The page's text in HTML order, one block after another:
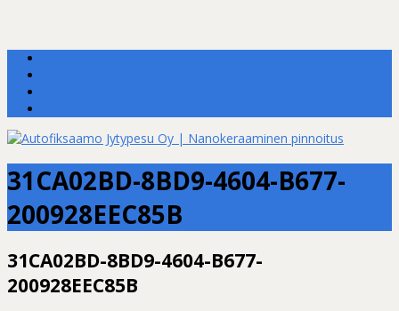
31CA02BD-8BD9-4604-B677-
200928EEC85B
31CA02BD-8BD9-4604-B677-
200928EEC85B